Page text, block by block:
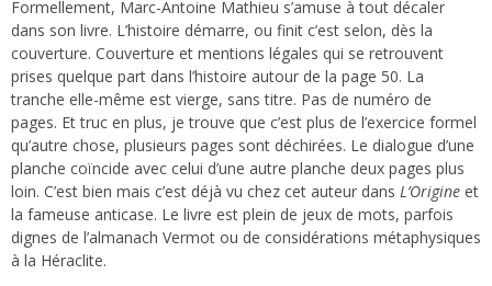
Formellement, Marc-Antoine Mathieu s’amuse à tout décaler
dans son livre. L’histoire démarre, ou finit c’est selon, dès la
couverture. Couverture et mentions légales qui se retrouvent
prises quelque part dans l’histoire autour de la page 50. La
tranche elle-même est vierge, sans titre. Pas de numéro de
pages. Et truc en plus, je trouve que c’est plus de l’exercice formel
qu’autre chose, plusieurs pages sont déchirées. Le dialogue d’une
planche coïncide avec celui d’une autre planche deux pages plus
loin. C’est bien mais c’est déjà vu chez cet auteur dans L’Origine et
la fameuse anticase. Le livre est plein de jeux de mots, parfois
dignes de l’almanach Vermot ou de considérations métaphysiques
à la Héraclite.